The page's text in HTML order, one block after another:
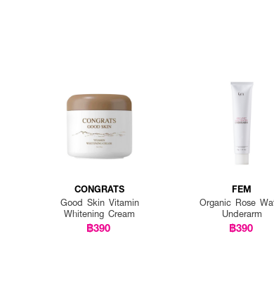
CONGRATS
Good Skin Vitamin
Whitening Cream
฿390
FEM
Organic Rose
Underarm
฿390